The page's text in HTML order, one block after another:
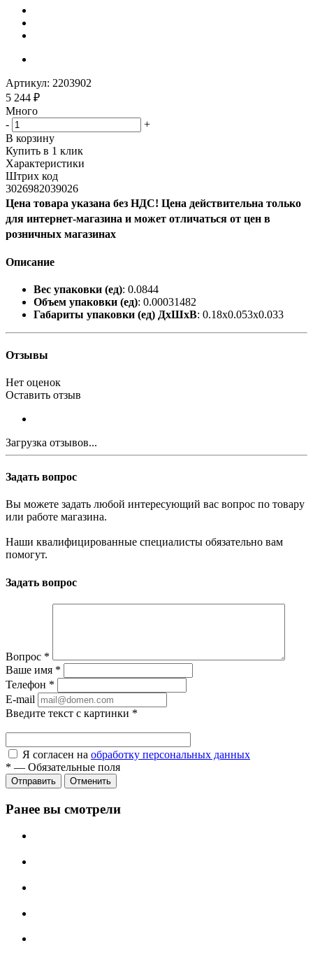
Артикул: 2203902
5 244 ₽
Много
-
+
В корзину
Купить в 1 клик
Характеристики
Штрих код
3026982039026
Цена товара указана без НДС! Цена действительна только
для интернет-магазина и может отличаться от цен в
розничных магазинах
Описание
Вес упаковки (ед): 0.0844
Объем упаковки (ед): 0.00031482
Габариты упаковки (ед) ДхШхВ: 0.18x0.053x0.033
Отзывы
Нет оценок
Оставить отзыв
Загрузка отзывов...
Задать вопрос
Вы можете задать любой интересующий вас вопрос по товару
или работе магазина.
Наши квалифицированные специалисты обязательно вам
помогут.
Задать вопрос
Вопрос *
Ваше имя *
Телефон *
E-mail
Введите текст с картинки *
Я согласен на обработку персональных данных
* — Обязательные поля
Отправить Отменить
Ранее вы смотрели